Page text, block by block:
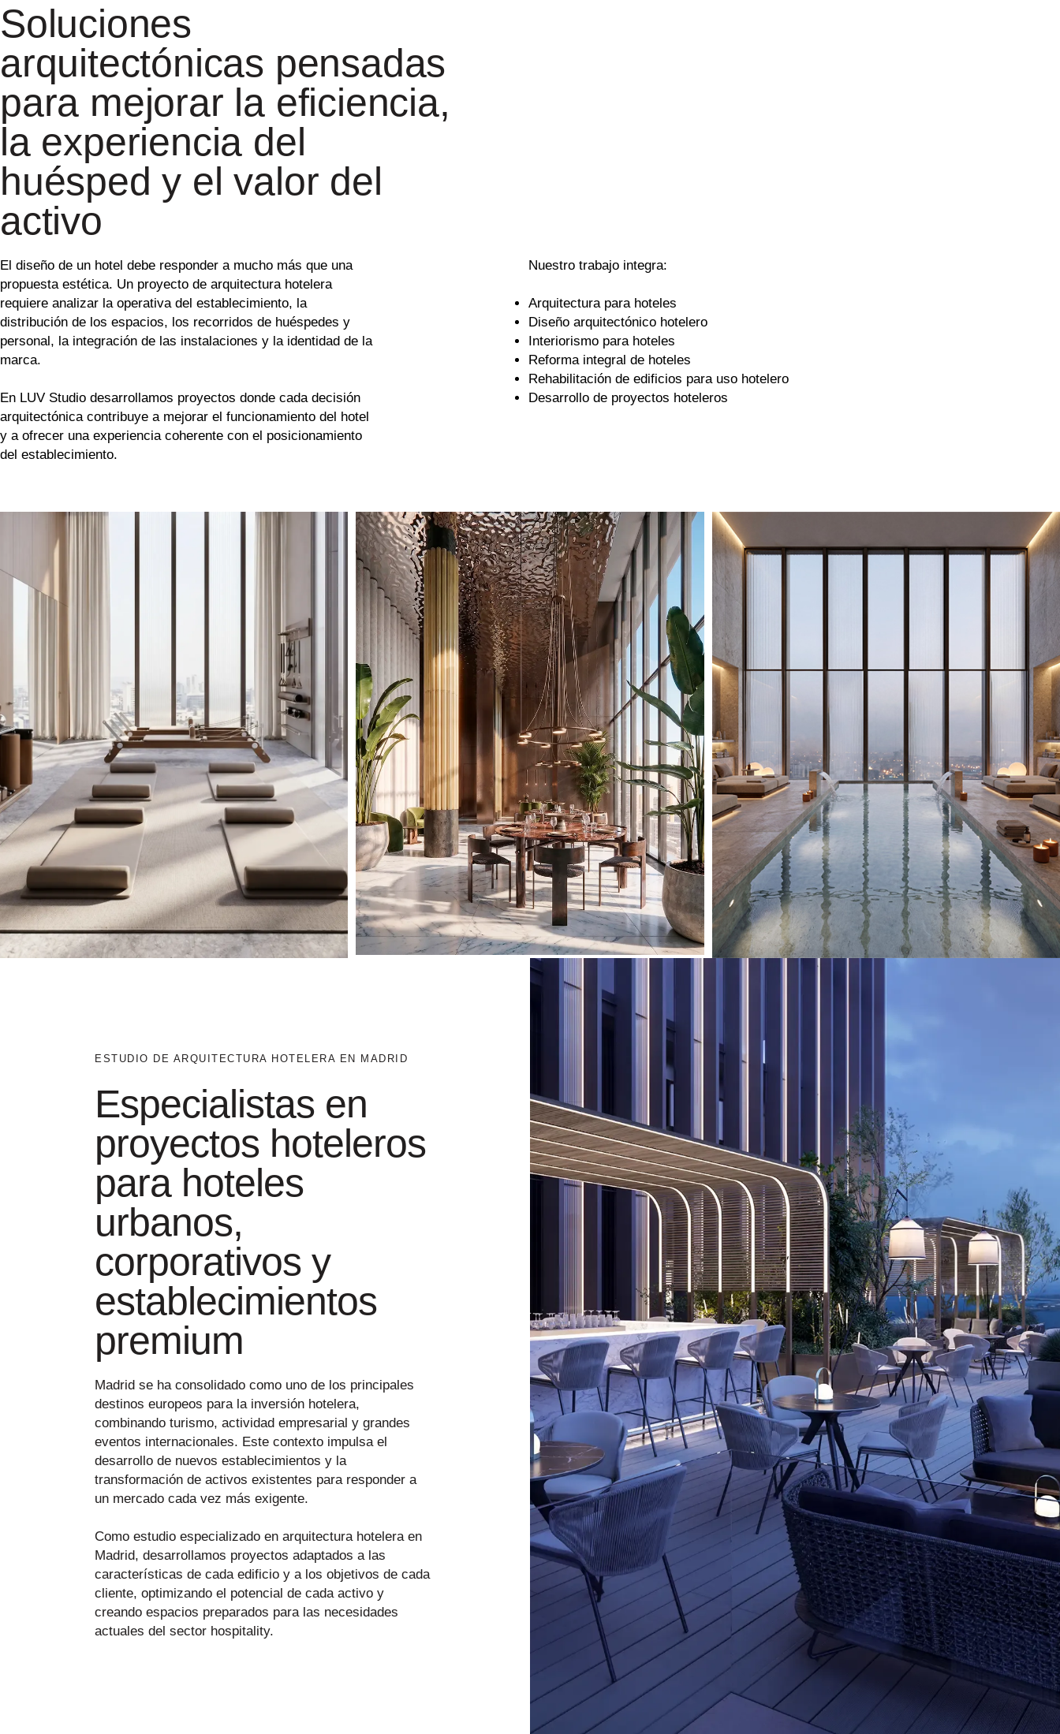
Soluciones
arquitectónicas pensadas
para mejorar la eficiencia,
la experiencia del
huésped y el valor del
activo
El diseño de un hotel debe responder a mucho más que una
propuesta estética. Un proyecto de arquitectura hotelera
requiere analizar la operativa del establecimiento, la
distribución de los espacios, los recorridos de huéspedes y
personal, la integración de las instalaciones y la identidad de la
marca.
En LUV Studio desarrollamos proyectos donde cada decisión
arquitectónica contribuye a mejorar el funcionamiento del hotel
y a ofrecer una experiencia coherente con el posicionamiento
del establecimiento.
Nuestro trabajo integra:
Arquitectura para hoteles
Diseño arquitectónico hotelero
Interiorismo para hoteles
Reforma integral de hoteles
Rehabilitación de edificios para uso hotelero
Desarrollo de proyectos hoteleros
ESTUDIO DE ARQUITECTURA HOTELERA EN MADRID
Especialistas en
proyectos hoteleros
para hoteles
urbanos,
corporativos y
establecimientos
premium
Madrid se ha consolidado como uno de los principales
destinos europeos para la inversión hotelera,
combinando turismo, actividad empresarial y grandes
eventos internacionales. Este contexto impulsa el
desarrollo de nuevos establecimientos y la
transformación de activos existentes para responder a
un mercado cada vez más exigente.
Como estudio especializado en arquitectura hotelera en
Madrid, desarrollamos proyectos adaptados a las
características de cada edificio y a los objetivos de cada
cliente, optimizando el potencial de cada activo y
creando espacios preparados para las necesidades
actuales del sector hospitality.